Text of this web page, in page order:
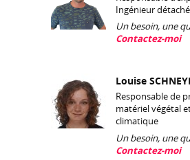
Ingénieur détaché
Un besoin, une
Contactez-moi
Louise
Responsable de
matériel végétal
climatique
Un besoin, une
Contactez-moi